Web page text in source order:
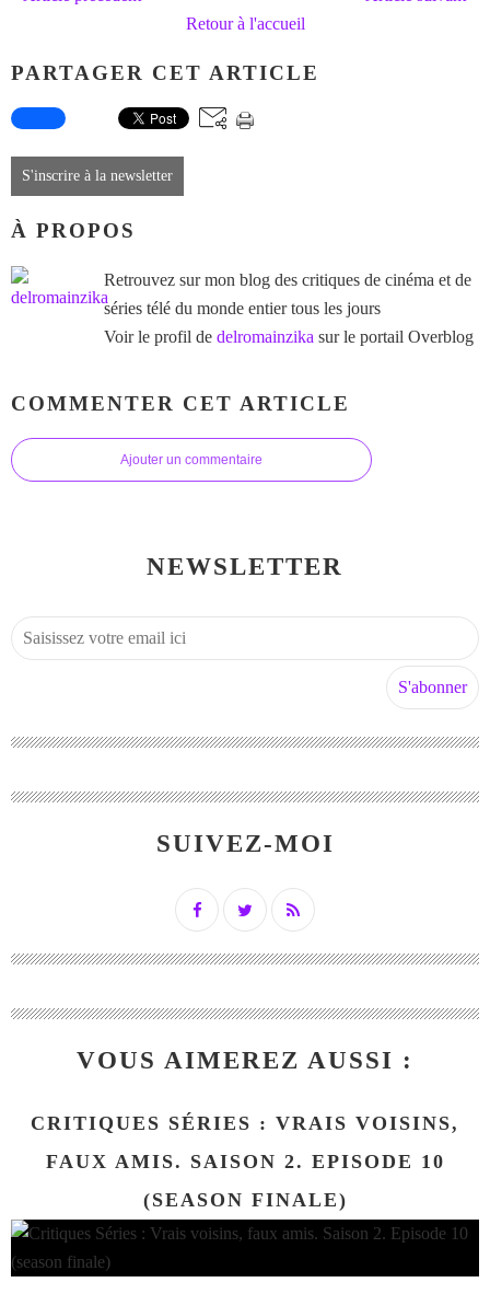
Retour à l'accueil
PARTAGER CET ARTICLE
S'inscrire à la newsletter
À PROPOS
Retrouvez sur mon blog des critiques de cinéma et de
séries télé du monde entier tous les jours
Voir le profil de delromainzika sur le portail Overblog
COMMENTER CET ARTICLE
Ajouter un commentaire
NEWSLETTER
SUIVEZ-MOI
VOUS AIMEREZ AUSSI :
CRITIQUES SÉRIES : VRAIS VOISINS,
FAUX AMIS. SAISON 2. EPISODE 10
(SEASON FINALE)